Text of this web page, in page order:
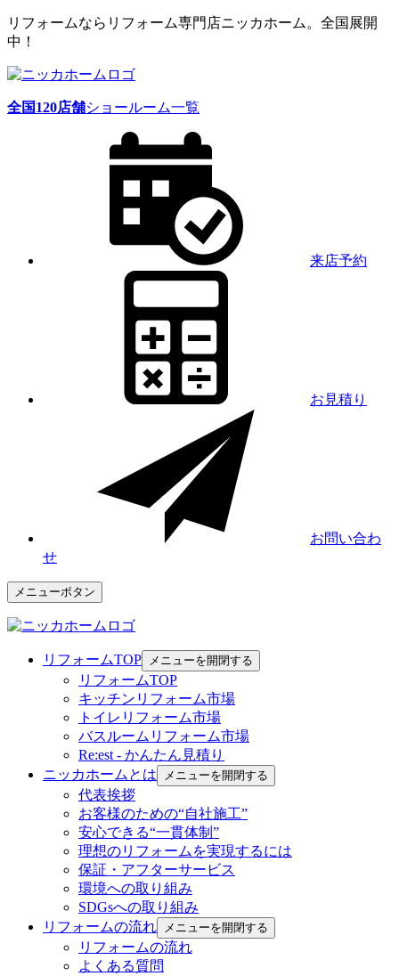
リフォームならリフォーム専門店ニッカホーム。全国展開
中！
全国120店舗ショールーム一覧
来店予約
お見積り
お問い合わ
せ
メニューボタン
リフォームTOP メニューを開閉する
リフォームTOP
キッチンリフォーム市場
トイレリフォーム市場
バスルームリフォーム市場
Re:est - かんたん見積り
ニッカホームとは
メニューを開閉する
代表挨拶
お客様のための“自社施工”
安心できる“一貫体制”
理想のリフォームを実現するには
保証・アフターサービス
環境への取り組み
SDGsへの取り組み
リフォームの流れ
メニューを開閉する
リフォームの流れ
よくある質問